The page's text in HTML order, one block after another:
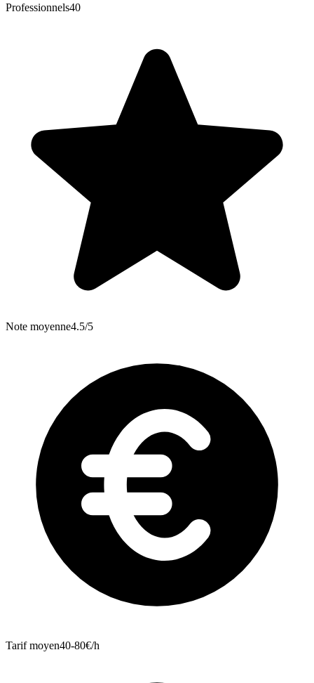
Professionnels40
Note moyenne4.5/5
Tarif moyen40-80€/h